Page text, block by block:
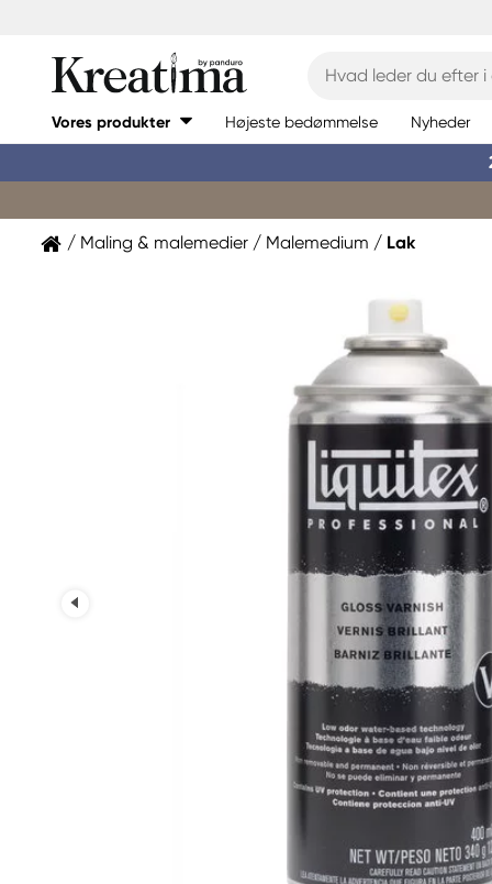
Vores produkter Højeste bedømmelse Nyheder
Maling & malemedier Malemedium Lak